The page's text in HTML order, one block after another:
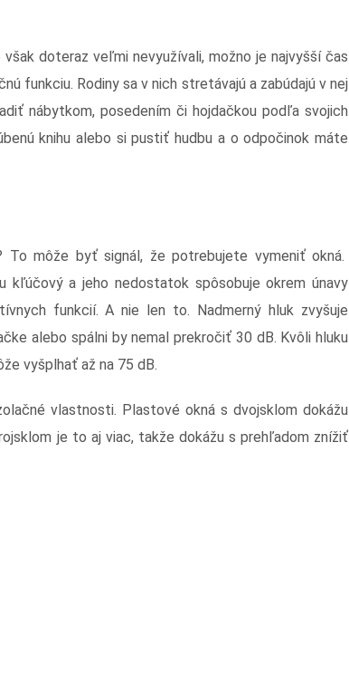
doteraz veľmi nevyužívali, možno je najvyšší čas
funkciu. Rodiny sa v nich stretávajú a zabúdajú v nej
nábytkom, posedením či hojdačkou podľa svojich
knihu alebo si pustiť hudbu a o odpočinok máte
môže byť signál, že potrebujete vymeniť okná.
kľúčový a jeho nedostatok spôsobuje okrem únavy
funkcií. A nie len to. Nadmerný hluk zvyšuje
alebo spálni by nemal prekročiť 30 dB. Kvôli hluku
vyšplhať až na 75 dB.
vlastnosti. Plastové okná s dvojsklom dokážu
je to aj viac, takže dokážu s prehľadom znížiť